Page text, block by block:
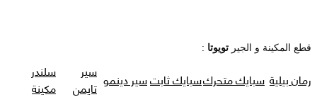
قطع المكينة و الجير تويوتا :
رمان بيلية سبايك متحركسبايك ثابتسير دينمو سير
تايمن
سلندر
مكينة